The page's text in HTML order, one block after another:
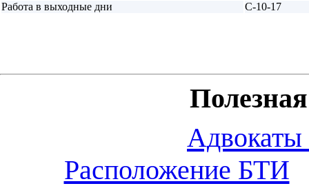
Работа в выходные дни
С-10-17
Расположение БТИ